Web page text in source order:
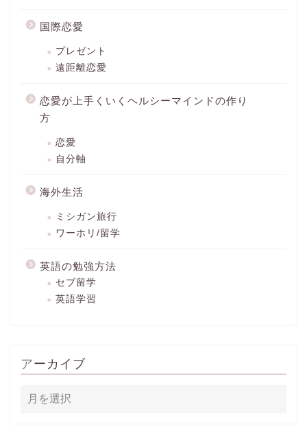
国際恋愛
プレゼント
遠距離恋愛
恋愛が上手くいくヘルシーマインドの作り
方
恋愛
自分軸
海外生活
ミシガン旅行
ワーホリ/留学
英語の勉強方法
セブ留学
英語学習
アーカイブ